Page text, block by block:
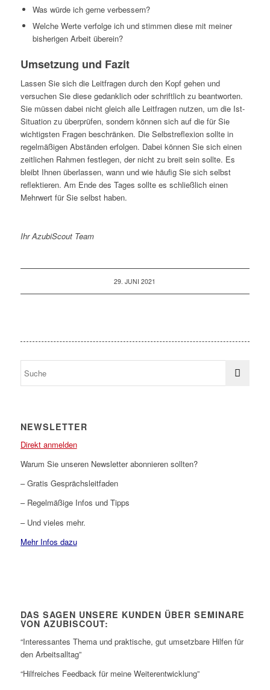
Was würde ich gerne verbessern?
Welche Werte verfolge ich und stimmen diese mit meiner
bisherigen Arbeit überein?
Umsetzung und Fazit
Lassen Sie sich die Leitfragen durch den Kopf gehen und
versuchen Sie diese gedanklich oder schriftlich zu beantworten.
Sie müssen dabei nicht gleich alle Leitfragen nutzen, um die Ist-
Situation zu überprüfen, sondern können sich auf die für Sie
wichtigsten Fragen beschränken. Die Selbstreflexion sollte in
regelmäßigen Abständen erfolgen. Dabei können Sie sich einen
zeitlichen Rahmen festlegen, der nicht zu breit sein sollte. Es
bleibt Ihnen überlassen, wann und wie häufig Sie sich selbst
reflektieren. Am Ende des Tages sollte es schließlich einen
Mehrwert für Sie selbst haben.
Ihr AzubiScout Team
29. JUNI 2021
NEWSLETTER
Direkt anmelden
Warum Sie unseren Newsletter abonnieren sollten?
– Gratis Gesprächsleitfaden
– Regelmäßige Infos und Tipps
– Und vieles mehr.
Mehr Infos dazu
DAS SAGEN UNSERE KUNDEN ÜBER SEMINARE
VON AZUBISCOUT:
“Interessantes Thema und praktische, gut umsetzbare Hilfen für
den Arbeitsalltag”
“Hilfreiches Feedback für meine Weiterentwicklung”